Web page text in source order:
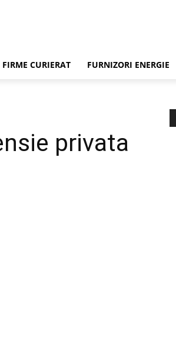
FIRME CURIERAT FURNIZORI ENERGIE
privata